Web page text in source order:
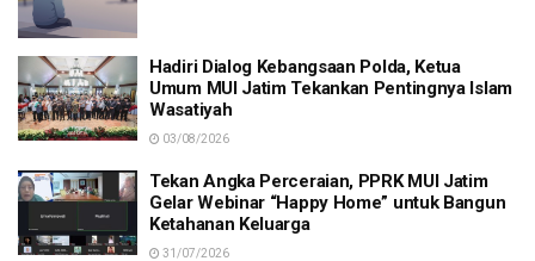
Hadiri Dialog Kebangsaan Polda, Ketua
Umum MUI Jatim Tekankan Pentingnya Islam
Wasatiyah
03/08/2026
Tekan Angka Perceraian, PPRK MUI Jatim
Gelar Webinar “Happy Home” untuk Bangun
Ketahanan Keluarga
31/07/2026